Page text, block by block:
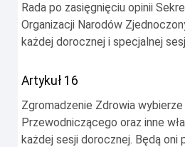
Rada po zasięgnięciu opinii
Organizacji Narodów
każdej dorocznej i specjalnej
Artykuł 16
Zgromadzenie Zdrowia
Przewodniczącego oraz inne
każdej sesji dorocznej. Będą oni